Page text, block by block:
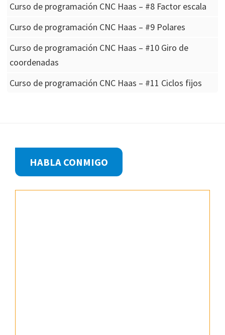
Curso de programación CNC Haas – #8 Factor escala
Curso de programación CNC Haas – #9 Polares
Curso de programación CNC Haas – #10 Giro de
coordenadas
Curso de programación CNC Haas – #11 Ciclos fijos
FooterHABLA CONMIGO